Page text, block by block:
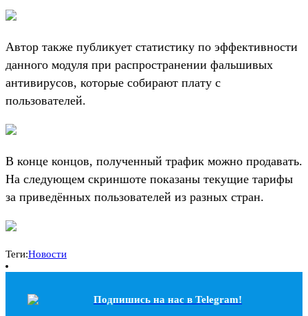
Автор также публикует статистику по эффективности
данного модуля при распространении фальшивых
антивирусов, которые собирают плату с
пользователей.
В конце концов, полученный трафик можно продавать.
На следующем скриншоте показаны текущие тарифы
за приведённых пользователей из разных стран.
Теги:Новости
Подпишись на наc в Telegram!